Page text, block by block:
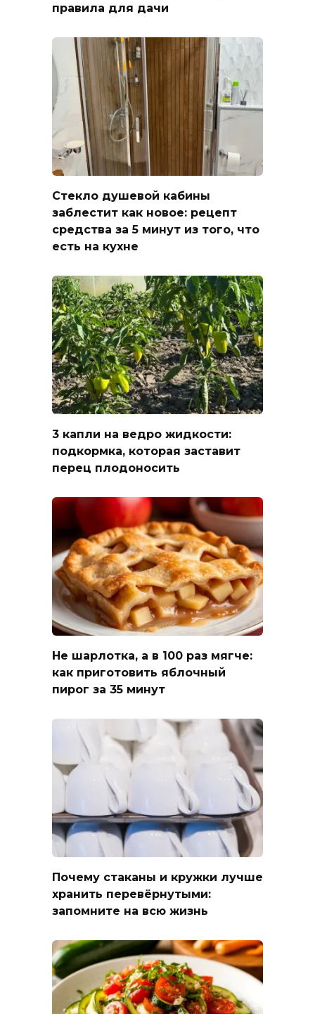
правила для дачи
Стекло душевой кабины
заблестит как новое: рецепт
средства за 5 минут из того, что
есть на кухне
3 капли на ведро жидкости:
подкормка, которая заставит
перец плодоносить
Не шарлотка, а в 100 раз мягче:
как приготовить яблочный
пирог за 35 минут
Почему стаканы и кружки лучше
хранить перевёрнутыми:
запомните на всю жизнь